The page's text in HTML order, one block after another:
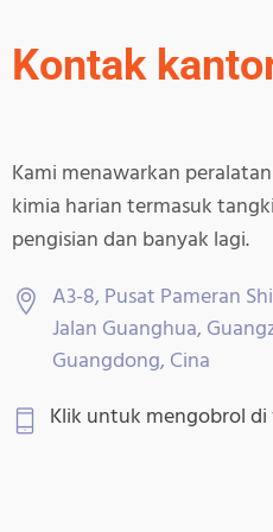
Kontak
Kami menawarkan
kimia harian termasuk
pengisian dan banyak lagi.
A3-8, Pusat Pameran
Jalan Guanghua,
Guangdong, Cina
Klik untuk mengobrol